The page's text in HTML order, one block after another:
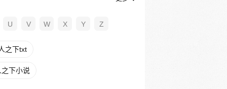
U V W X Y Z
之下txt
下小说